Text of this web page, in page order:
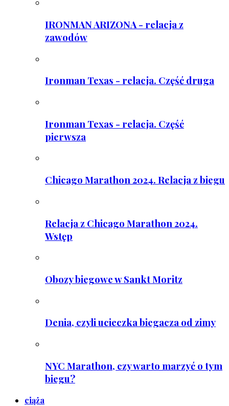
IRONMAN ARIZONA - relacja z
zawodów
Ironman Texas - relacja. Część druga
Ironman Texas - relacja. Część
pierwsza
Chicago Marathon 2024. Relacja z biegu
Relacja z Chicago Marathon 2024.
Wstęp
Obozy biegowe w Sankt Moritz
Denia, czyli ucieczka biegacza od zimy
NYC Marathon, czy warto marzyć o tym
biegu?
ciąża